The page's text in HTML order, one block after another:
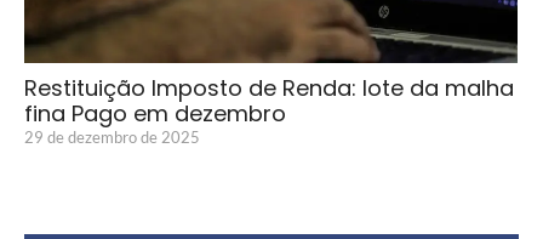
Restituição Imposto de Renda: lote da malha
fina Pago em dezembro
29 de dezembro de 2025